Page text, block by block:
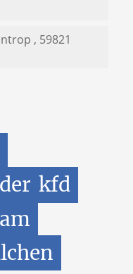
, 59821
der kfd
am